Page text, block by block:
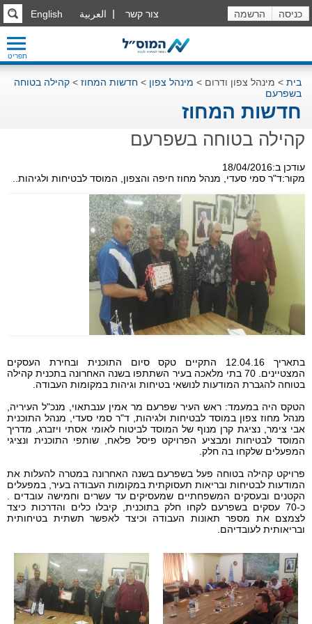
כניסה הרשמה English العربية צור קשר
תפריט
בית > מינהל צפון ודרום > מינהל צפון > חדשות המחוז > קהילה בטוחה
בשפרעם
חדשות המחוז
קהילה בטוחה בשפרעם
עודכן ב:18/04/2016
מקור:ד"ר סמי סעדי, מנהל מחוז חיפה והצפון, המוסד לבטיחות ולגיהות..
בתאריך 12.04.16 התקיים טקס סיום התוכנית ובחירת העסקים
המצטיינים.
70 בתי מלאכה בעיר השתתפו בשנה האחרונה בתכנית קהילה
בטוחה להגברת המודעות לנושאי בטיחות וגיהות במקומות העבודה.
הטקס היה במעמד: ראש העיר שפרעם מר אמין ענבתאוי, מנכ"ל העיריה,
מנהל מחוז צפון במוסד לבטיחות ולגיהות, ד"ר סמי סעדי, מנהל התוכנית
אבי צימר, נציגת קרן מנוף של המוסד לביטוח לאומי אסתי ויזברג, מדריך
המוסד לבטיחות ומבציע הפרויקט פיסל פלאח, שותפי התוכנית ונציגי
המפעלים שלקחו בה חלק.
פרויקט קהילה בטוחה פעל בשפרעם בשנה האחרונה במטרה להעלות את
המודעות לבטיחות ובריאות תעסוקתית במקומות העבודה בעיר, במפעלים
הקטנים ובעסקים המשפחתיים שמעסיקים עד עשרים וחמישה עובדים .
כ-70 עסקים בשפרעם לקחו חלק בתוכנית, קיבלו כלים והדרכות כיצד
לצמצם את מספר תאונות העבודה וכיצד לאפשר תשתית בטיחותית
ובריאותית לעובדיהם.